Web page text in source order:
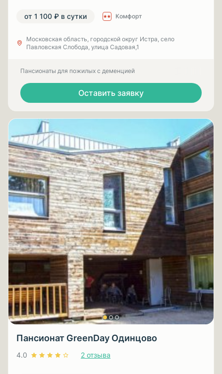
от 1 100 ₽ в сутки Комфорт
Московская область, городской округ Истра, село
Павловская Слобода, улица Садовая,1
Пансионаты для пожилых с деменцией
Оставить заявку
Пансионат GreenDay Одинцово
4.0 2 отзыва